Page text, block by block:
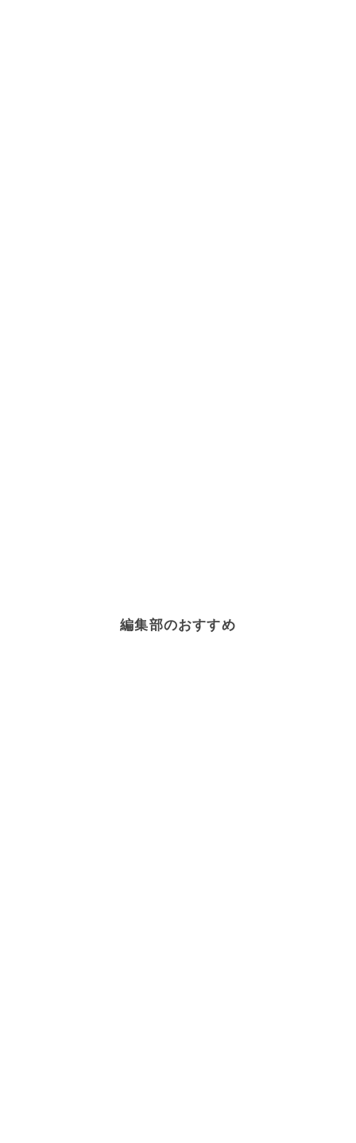
編集部のおすすめ